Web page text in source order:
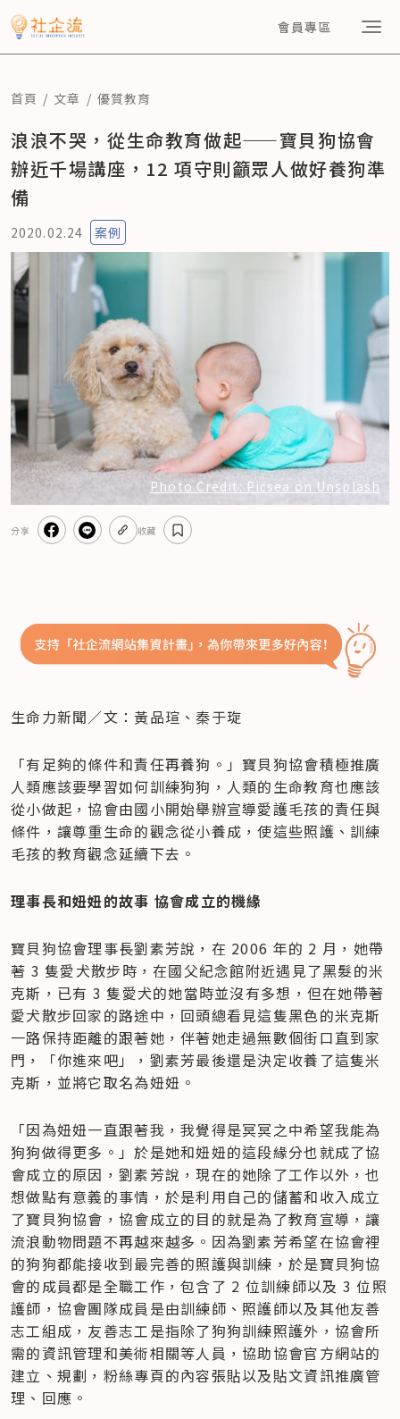
會員專區
首頁 文章 優質教育
浪浪不哭，從生命教育做起——寶貝狗協會
辦近千場講座，12 項守則籲眾人做好養狗準
備
2020.02.24 案例
Photo Credit: Picsea on Unsplash
分享 收藏
生命力新聞／文：黃品瑄、秦于琁
「有足夠的條件和責任再養狗。」寶貝狗協會積極推廣
人類應該要學習如何訓練狗狗，人類的生命教育也應該
從小做起，協會由國小開始舉辦宣導愛護毛孩的責任與
條件，讓尊重生命的觀念從小養成，使這些照護、訓練
毛孩的教育觀念延續下去。
理事長和妞妞的故事 協會成立的機緣
寶貝狗協會理事長劉素芳說，在 2006 年的 2 月，她帶
著 3 隻愛犬散步時，在國父紀念館附近遇見了黑髮的米
克斯，已有 3 隻愛犬的她當時並沒有多想，但在她帶著
愛犬散步回家的路途中，回頭總看見這隻黑色的米克斯
一路保持距離的跟著她，伴著她走過無數個街口直到家
門，「你進來吧」，劉素芳最後還是決定收養了這隻米
克斯，並將它取名為妞妞。
「因為妞妞一直跟著我，我覺得是冥冥之中希望我能為
狗狗做得更多。」於是她和妞妞的這段緣分也就成了協
會成立的原因，劉素芳說，現在的她除了工作以外，也
想做點有意義的事情，於是利用自己的儲蓄和收入成立
了寶貝狗協會，協會成立的目的就是為了教育宣導，讓
流浪動物問題不再越來越多。因為劉素芳希望在協會裡
的狗狗都能接收到最完善的照護與訓練，於是寶貝狗協
會的成員都是全職工作，包含了 2 位訓練師以及 3 位照
護師，協會團隊成員是由訓練師、照護師以及其他友善
志工組成，友善志工是指除了狗狗訓練照護外，協會所
需的資訊管理和美術相關等人員，協助協會官方網站的
建立、規劃，粉絲專頁的內容張貼以及貼文資訊推廣管
理、回應。